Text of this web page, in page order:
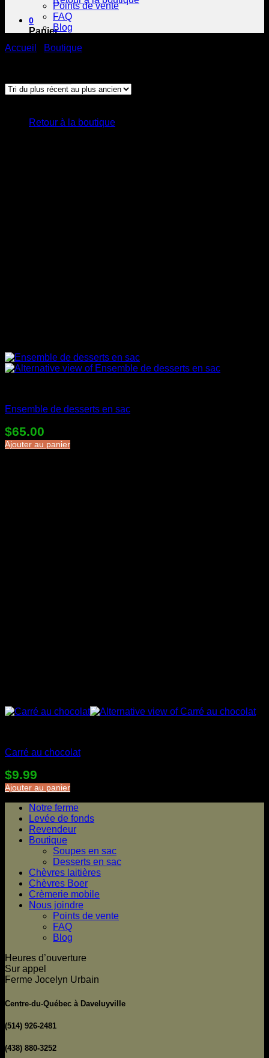
0
Panier
Retour à la boutique
Points de vente
FAQ
Blog
Accueil
Boutique
Ensemble de desserts en sac
$65.00
Ajouter au panier
Carré au chocolat
$9.99
Ajouter au panier
Notre ferme
Levée de fonds
Revendeur
Boutique
Soupes en sac
Desserts en sac
Chèvres laitières
Chèvres Boer
Crèmerie mobile
Nous joindre
Points de vente
FAQ
Blog
Heures d’ouverture
Sur appel
Ferme Jocelyn Urbain
Centre-du-Québec à Daveluyville
(514) 926-2481
(438) 880-3252